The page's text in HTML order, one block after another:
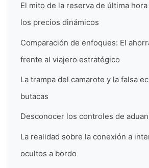
El mito de la reserva de última
los precios dinámicos
Comparación de enfoques: El
frente al viajero estratégico
La trampa del camarote y la falsa
butacas
Desconocer los controles de
La realidad sobre la conexión a
ocultos a bordo